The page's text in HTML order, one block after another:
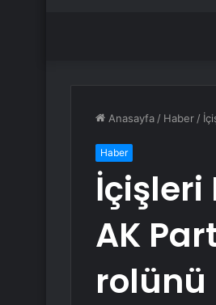
Anasayfa / Haber /
Haber
İçişleri
AK